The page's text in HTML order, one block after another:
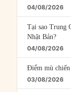
04/08/2026
Tại sao Trung
Nhật Bản?
04/08/2026
Điểm mù
03/08/2026